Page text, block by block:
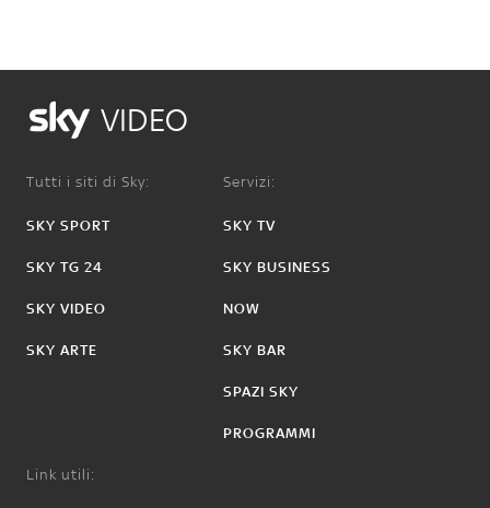
VIDEO
Tutti i siti di Sky:
SKY SPORT
SKY TG 24
SKY VIDEO
SKY ARTE
Servizi:
SKY TV
SKY BUSINESS
NOW
SKY BAR
SPAZI SKY
PROGRAMMI
Link utili: